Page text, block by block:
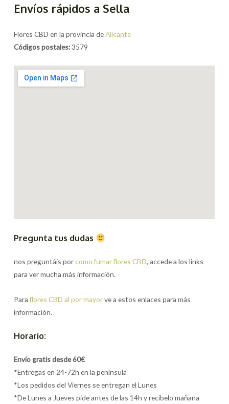
Envíos rápidos a Sella
Flores CBD en la provincia deAlicante
Códigos postales:3579
Pregunta tus dudas
nos preguntáis porcomo fumar flores CBD, accede a los links
para ver mucha más información.
Paraflores CBD al por mayorve a estos enlaces para más
información.
Horario:
Envío gratis desde 60€
*Entregas en 24-72h en la península
*Los pedidos del Viernes se entregan el Lunes
*De Lunes a Jueves pide antes de las 14h y recíbelo mañana